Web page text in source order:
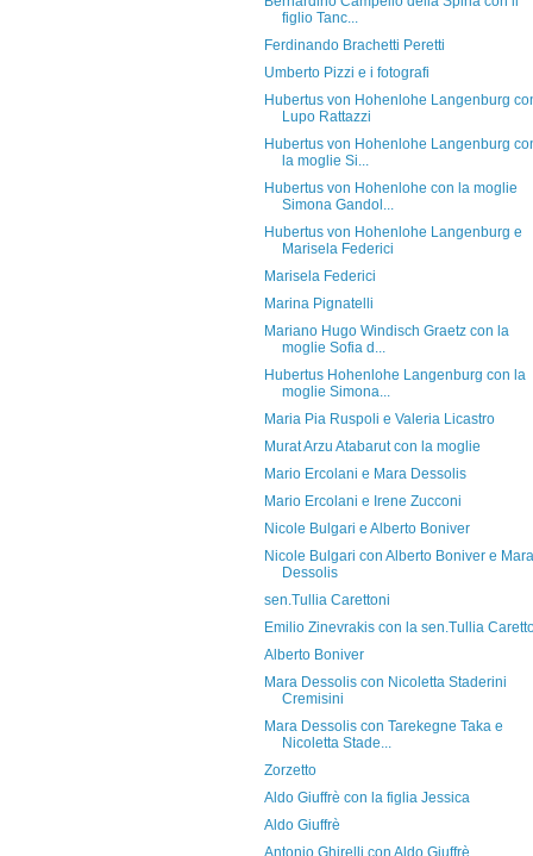
figlio Tanc...
Ferdinando Brachetti Peretti
Umberto Pizzi e i fotografi
Hubertus von Hohenlohe Langenburg
Lupo Rattazzi
Hubertus von Hohenlohe Langenburg
la moglie Si...
Hubertus von Hohenlohe con la moglie
Simona Gandol...
Hubertus von Hohenlohe Langenburg e
Marisela Federici
Marisela Federici
Marina Pignatelli
Mariano Hugo Windisch Graetz con la
moglie Sofia d...
Hubertus Hohenlohe Langenburg con la
moglie Simona...
Maria Pia Ruspoli e Valeria Licastro
Murat Arzu Atabarut con la moglie
Mario Ercolani e Mara Dessolis
Mario Ercolani e Irene Zucconi
Nicole Bulgari e Alberto Boniver
Nicole Bulgari con Alberto Boniver e Mara
Dessolis
sen.Tullia Carettoni
Emilio Zinevrakis con la sen.Tullia
Alberto Boniver
Mara Dessolis con Nicoletta Staderini
Cremisini
Mara Dessolis con Tarekegne Taka e
Nicoletta Stade...
Zorzetto
Aldo Giuffrè con la figlia Jessica
Aldo Giuffrè
Antonio Ghirelli con Aldo Giuffrè